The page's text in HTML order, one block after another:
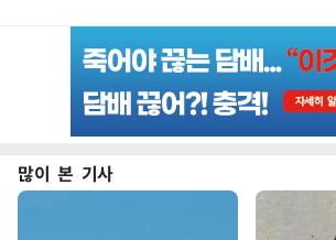
많이 본 기사